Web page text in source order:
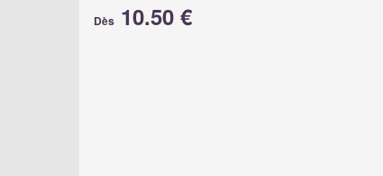
Dès 10.50 €